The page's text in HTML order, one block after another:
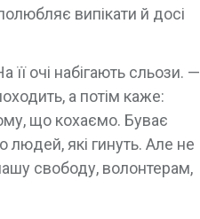
випікати й досі
очі набігають сльози. —
а потім каже:
що кохаємо. Буває
людей, які гинуть. Але не
свободу, волонтерам,